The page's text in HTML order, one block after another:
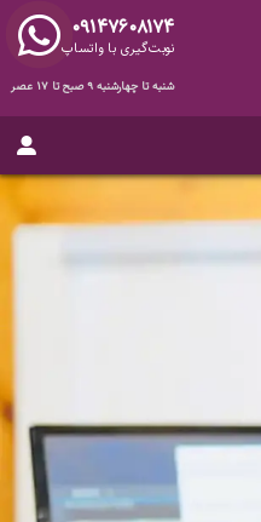
۰۹۱۴۷۶۰۸۱۷۴
نوبت‌گیری با واتساپ
شنبه تا چهارشنبه ۹ صبح تا ۱۷ عصر